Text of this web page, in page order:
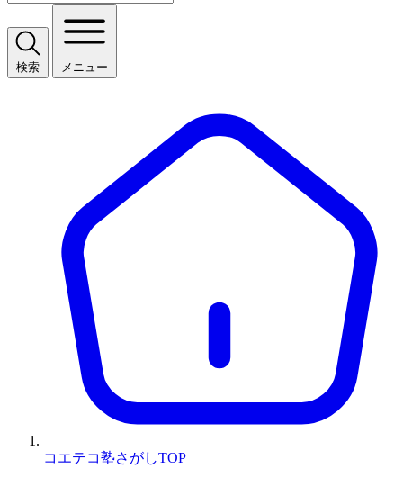
検索 メニュー
コエテコ塾さがしTOP